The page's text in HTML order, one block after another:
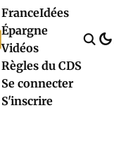
FranceIdées
Épargne
Vidéos
Règles du CDS
Se connecter
S'inscrire